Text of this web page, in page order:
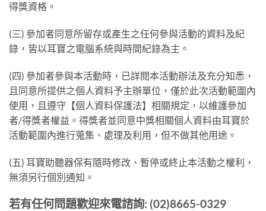
得獎資格。
(三) 參加者同意所留存或產生之任何參與活動的資料及紀
錄，皆以耳寶之電腦系統與時間紀錄為主。
(四) 參加者參與本活動時，已詳閱本活動辦法及充分知悉，
且同意所提供之個人資料予主辦單位，僅於此次活動範圍內
使用，且遵守【個人資料保護法】相關規定，以維護參加
者/得獎者權益。得獎者並同意中獎相關個人資料由耳寶於
活動範圍內進行蒐集、處理及利用，但不做其他用途。
(五) 耳寶助聽器保有隨時修改、暫停或終止本活動之權利，
無須另行個別通知。
若有任何問題歡迎來電諮詢: (02)8665-0329